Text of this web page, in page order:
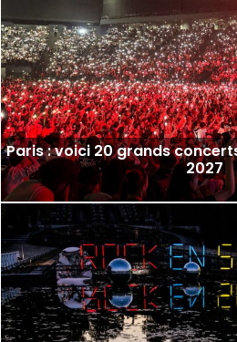
Paris : voici 20 grands
2027